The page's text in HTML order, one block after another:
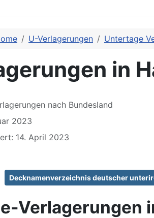
U-Verlagerungen Untertage
in
nach Bundesland
2023
14. April 2023
Decknamenverzeichnis deutscher
Verlagerungen